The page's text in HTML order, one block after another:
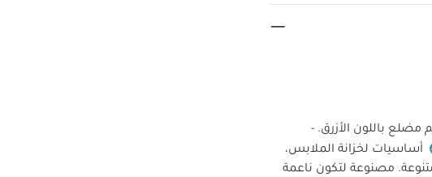
تقدم ماركة ماماز وباباز مجموعة عملية مكونة من 3 أزواج جوارب أولاد بتصميم مضلع باللون الأزرق. -
أساسيات لخزانة الملابس،
بتصاميم متنوعة. مصنوعة لتكون ناعمة